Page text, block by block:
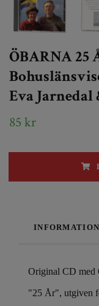
ÖBARNA 25
Eva Jarnedal
85 kr
INFORMATION
Original CD med
"25 År", utgiven